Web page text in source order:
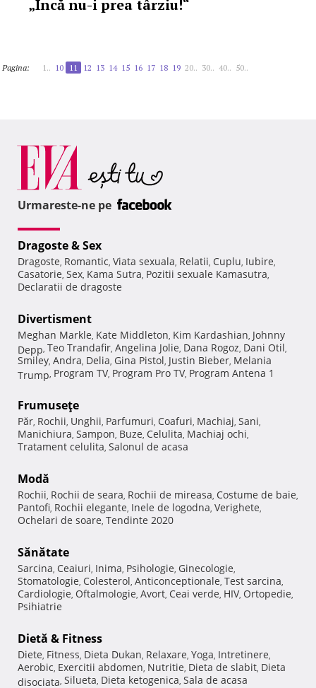
„Încă nu-i prea târziu!“
Pagina: 1.. 10 11 12 13 14 15 16 17 18 19 20.. 30.. 40.. 50..
Urmareste-ne pe
Dragoste & Sex
Dragoste, Romantic, Viata sexuala, Relatii, Cuplu, Iubire,
Casatorie, Sex, Kama Sutra, Pozitii sexuale Kamasutra,
Declaratii de dragoste
Divertisment
Meghan Markle, Kate Middleton, Kim Kardashian, Johnny
Depp, Teo Trandafir, Angelina Jolie, Dana Rogoz, Dani Otil,
Smiley, Andra, Delia, Gina Pistol, Justin Bieber, Melania
Trump, Program TV, Program Pro TV, Program Antena 1
Frumuseţe
Păr, Rochii, Unghii, Parfumuri, Coafuri, Machiaj, Sani,
Manichiura, Sampon, Buze, Celulita, Machiaj ochi,
Tratament celulita, Salonul de acasa
Modă
Rochii, Rochii de seara, Rochii de mireasa, Costume de baie,
Pantofi, Rochii elegante, Inele de logodna, Verighete,
Ochelari de soare, Tendinte 2020
Sănătate
Sarcina, Ceaiuri, Inima, Psihologie, Ginecologie,
Stomatologie, Colesterol, Anticonceptionale, Test sarcina,
Cardiologie, Oftalmologie, Avort, Ceai verde, HIV, Ortopedie,
Psihiatrie
Dietă & Fitness
Diete, Fitness, Dieta Dukan, Relaxare, Yoga, Intretinere,
Aerobic, Exercitii abdomen, Nutritie, Dieta de slabit, Dieta
disociata, Silueta, Dieta ketogenica, Sala de acasa